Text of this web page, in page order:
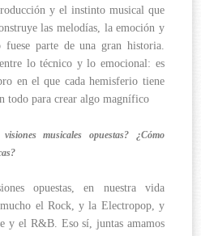
y el instinto musical que
las melodías, la emoción y
parte de una gran historia.
lo técnico y lo emocional: es
en el que cada hemisferio tiene
todo para crear algo magnífico
musicales opuestas? ¿Cómo
opuestas, en nuestra vida
el Rock, y la Electropop, y
y el R&B. Eso sí, juntas amamos